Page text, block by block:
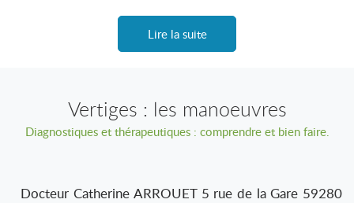
Lire la suite
Vertiges : les manoeuvres
Diagnostiques et thérapeutiques : comprendre et bien faire.
Docteur Catherine ARROUET 5 rue de la Gare 59280